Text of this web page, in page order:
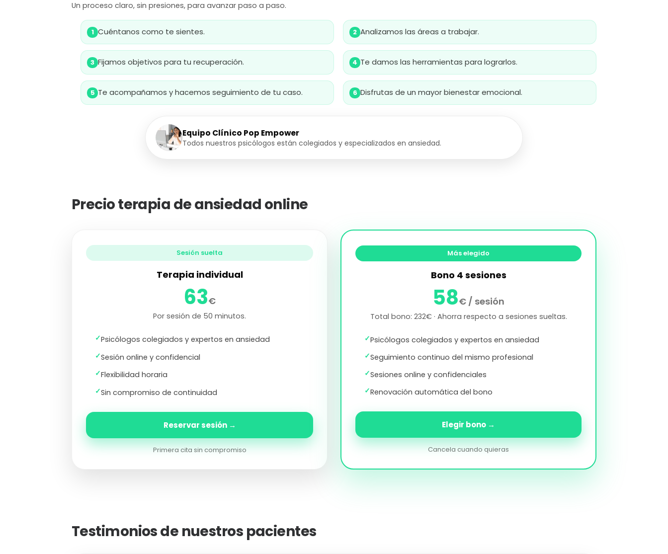
Un proceso claro, sin presiones, para avanzar paso a paso.
1 Cuéntanos como te sientes. 2 Analizamos las áreas a trabajar.
3 Fijamos objetivos para tu recuperación. 4 Te damos las herramientas para lograrlos.
5 Te acompañamos y hacemos seguimiento de tu caso. 6 Disfrutas de un mayor bienestar emocional.
Equipo Clínico Pop Empower
Todos nuestros psicólogos están colegiados y especializados en ansiedad.
Precio terapia de ansiedad online
Sesión suelta
Terapia individual
63€
Por sesión de 50 minutos.
✓Psicólogos colegiados y expertos en ansiedad
✓Sesión online y confidencial
✓Flexibilidad horaria
✓Sin compromiso de continuidad
Reservar sesión →
Primera cita sin compromiso
Más elegido
Bono 4 sesiones
58€ / sesión
Total bono: 232€ · Ahorra respecto a sesiones sueltas.
✓Psicólogos colegiados y expertos en ansiedad
✓Seguimiento continuo del mismo profesional
✓Sesiones online y confidenciales
✓Renovación automática del bono
Elegir bono →
Cancela cuando quieras
Testimonios de nuestros pacientes